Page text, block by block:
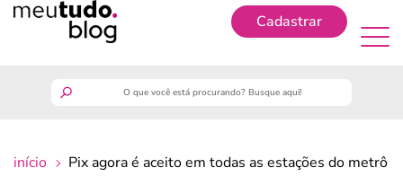
Cadastrar
início Pix agora é aceito em todas as estações do metrô